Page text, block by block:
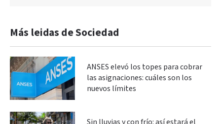
Más leidas de Sociedad
ANSES elevó los topes para cobrar
las asignaciones: cuáles son los
nuevos límites